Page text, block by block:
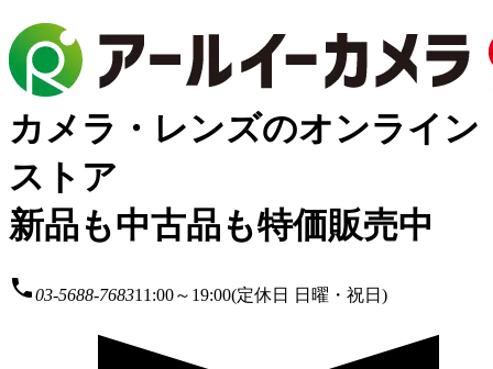
カメラ・レンズのオンライン
ストア
新品も中古品も特価販売中
local_phone03-5688-768311:00～19:00(定休日 日曜・祝日)